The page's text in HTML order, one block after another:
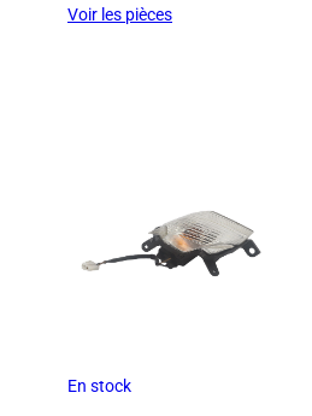
Voir les pièces
En stock